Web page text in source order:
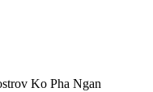
Ko Pha Ngan